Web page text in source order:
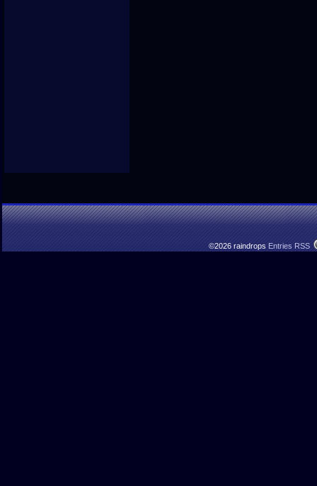
©2026 raindrops Entries RSS